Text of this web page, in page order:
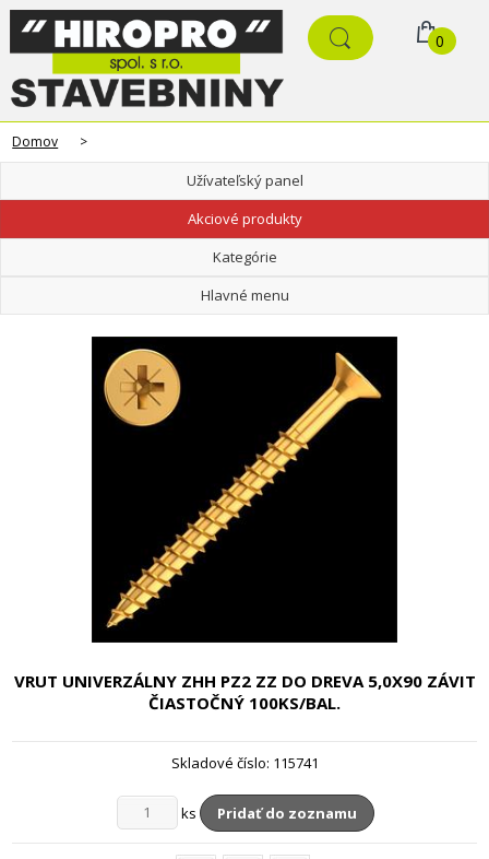
0
Domov >
Užívateľský panel
Akciové produkty
Kategórie
Hlavné menu
VRUT UNIVERZÁLNY ZHH PZ2 ZZ DO DREVA 5,0X90 ZÁVIT
ČIASTOČNÝ 100KS/BAL.
Skladové číslo: 115741
ks Pridať do zoznamu